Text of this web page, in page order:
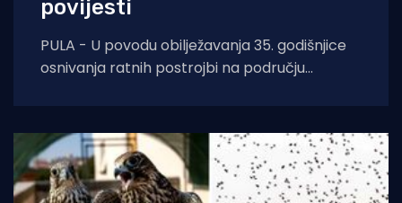
povijesti
PULA - U povodu obilježavanja 35. godišnjice
osnivanja ratnih postrojbi na području